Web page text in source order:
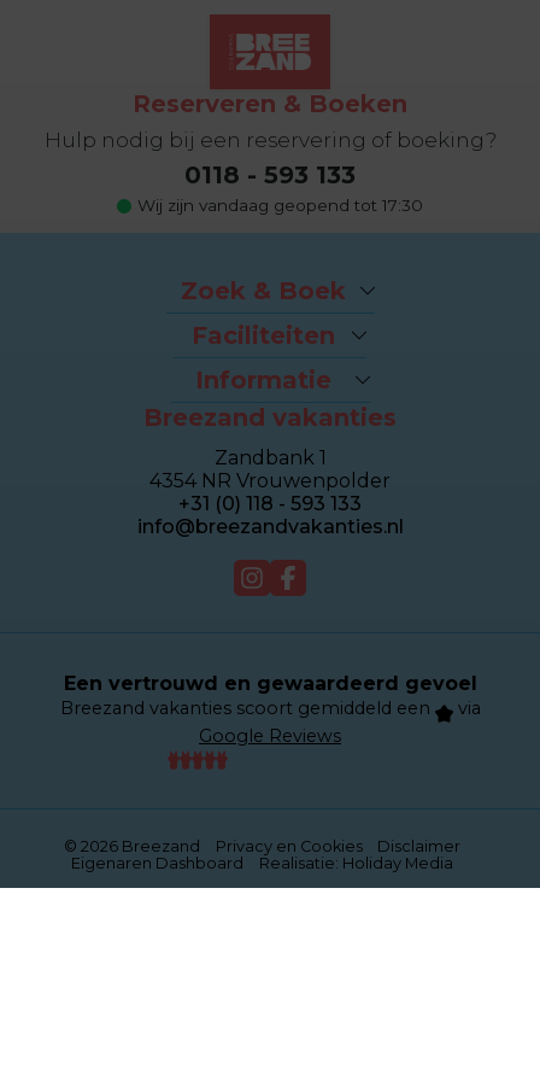
Reserveren & Boeken
Hulp nodig bij een reservering of boeking?
0118 - 593 133
Wij zijn vandaag geopend tot 17:30
Zoek & Boek
Arrangementen
Last-minutes
Vakantiehuizen
Appartementen
Sealofts
Groepshuizen
Duinhotel
Faciliteiten
Het strand
Fietsverhuur
Brasserie Dune
Breezand Gym
Massage en Beauty
Tennisbaan
Informatie
Contact & Route
Eigenaren login
Over Breezand
Giftcard
Vacatures
Webcam
Breezand vakanties
Zandbank 1
4354 NR Vrouwenpolder
+31 (0) 118 - 593 133
info@breezandvakanties.nl
Een vertrouwd en gewaardeerd gevoel
Breezand vakanties scoort gemiddeld een
via
Google Reviews
© 2026 Breezand Privacy en Cookies
Disclaimer
Eigenaren Dashboard
Realisatie: Holiday Media